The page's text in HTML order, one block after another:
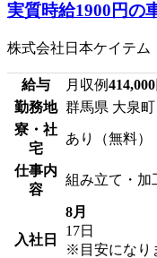
実質時給1900円の
株式会社日本ケイテ
給与 月収例414,000
勤務地 群馬県 大泉町
寮・社
宅
あり（無料）
仕事内
容
組み立て・加
入社日
8月
17日
※目安になり